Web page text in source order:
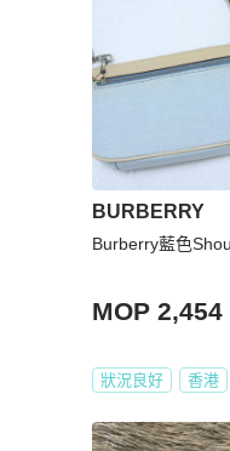
BURBERRY
Burberry藍色
MOP 2,454
狀況良好 香港